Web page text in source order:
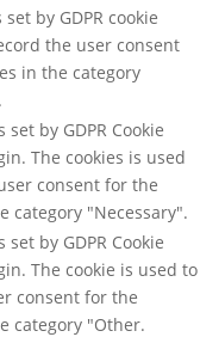
by GDPR cookie
the user consent
in the category
set by GDPR Cookie
The cookies is used
consent for the
category "Necessary".
set by GDPR Cookie
The cookie is used to
consent for the
category "Other.